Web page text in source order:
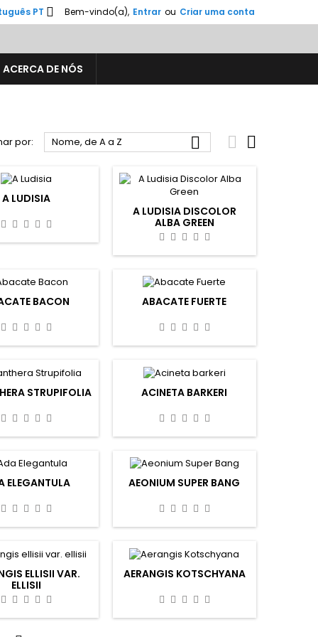
Bem-vindo(a), Entrar ou Criar uma conta
PT 
ACERCA DE NÓS
por: Nome, de A a Z   
A LUDISIA
A LUDISIA DISCOLOR
ALBA GREEN
BACON ABACATE FUERTE
STRUPIFOLIA ACINETA BARKERI
ELEGANTULA AEONIUM SUPER BANG
ELLISII VAR.
ELLISII
AERANGIS KOTSCHYANA